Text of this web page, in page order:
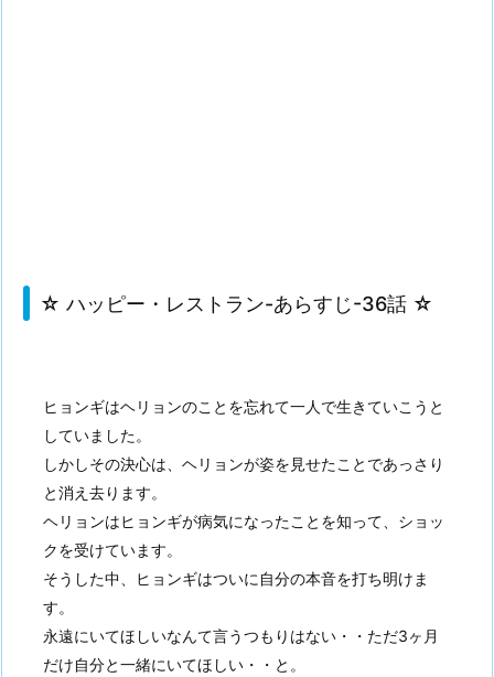
☆ ハッピー・レストラン-あらすじ-36話 ☆
ヒョンギはヘリョンのことを忘れて一人で生きていこうと
していました。
しかしその決心は、ヘリョンが姿を見せたことであっさり
と消え去ります。
ヘリョンはヒョンギが病気になったことを知って、ショッ
クを受けています。
そうした中、ヒョンギはついに自分の本音を打ち明けま
す。
永遠にいてほしいなんて言うつもりはない・・ただ3ヶ月
だけ自分と一緒にいてほしい・・と。